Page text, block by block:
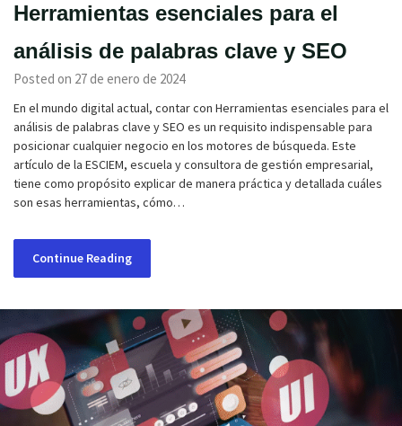
Herramientas esenciales para el
análisis de palabras clave y SEO
Posted on 27 de enero de 2024
En el mundo digital actual, contar con Herramientas esenciales para el
análisis de palabras clave y SEO es un requisito indispensable para
posicionar cualquier negocio en los motores de búsqueda. Este
artículo de la ESCIEM, escuela y consultora de gestión empresarial,
tiene como propósito explicar de manera práctica y detallada cuáles
son esas herramientas, cómo…
Continue Reading